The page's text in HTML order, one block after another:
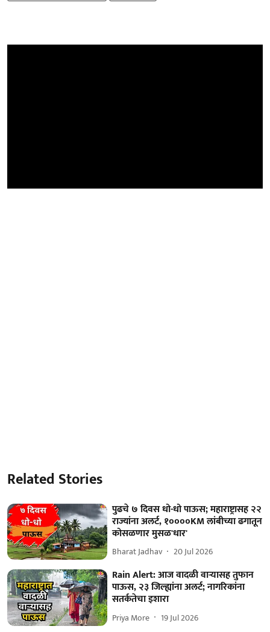
Related Stories
पुढचे ७ दिवस धो-धो पाऊस; महाराष्ट्रासह २२
राज्यांना अलर्ट, १००००KM लांबीच्या ढगातून
कोसळणार मुसळ'धार'
Bharat Jadhav 20 Jul 2026
Rain Alert: आज वादळी वाऱ्यासह तुफान
पाऊस, २३ जिल्ह्यांना अलर्ट; नागरिकांना
सतर्कतेचा इशारा
Priya More 19 Jul 2026